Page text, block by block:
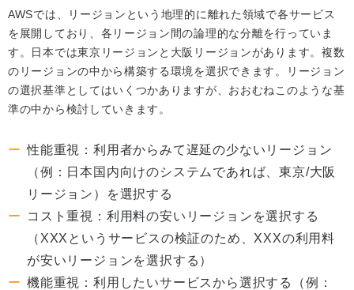
AWSでは、リージョンという地理的に離れた領域で各サービス
を展開しており、各リージョン間の論理的な分離を行っていま
す。日本では東京リージョンと大阪リージョンがあります。複数
のリージョンの中から構築する環境を選択できます。リージョン
の選択基準としてはいくつかありますが、おおむねこのような基
準の中から検討していきます。
性能重視：利用者からみて遅延の少ないリージョン
（例：日本国内向けのシステムであれば、東京/大阪
リージョン）を選択する
コスト重視：利用料の安いリージョンを選択する
（XXXというサービスの検証のため、XXXの利用料
が安いリージョンを選択する）
機能重視：利用したいサービスから選択する（例：